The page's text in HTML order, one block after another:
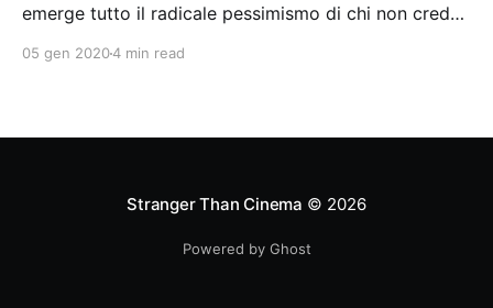
emerge tutto il radicale pessimismo di chi non crede
05 gen 20204 min read
Stranger Than Cinema © 2026
Powered by Ghost